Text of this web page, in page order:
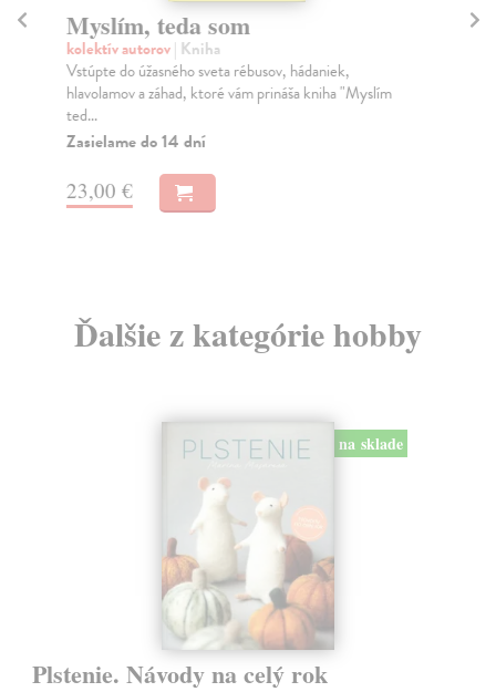
Myslím, teda som
kolektív autorov| Kniha
Vstúpte do úžasného sveta rébusov, hádaniek,
hlavolamov a záhad, ktoré vám prináša kniha "Myslím
ted...
Zasielame do 14 dní
23,00 €
Ďalšie z kategórie hobby
na sklade
Plstenie. Návody na celý rok